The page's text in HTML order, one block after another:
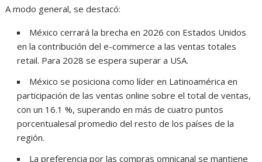
A modo general, se destacó:
México cerrará la brecha en 2026 con Estados Unidos
en la contribución del e-commerce a las ventas totales
retail. Para 2028 se espera superar a USA.
México se posiciona como líder en Latinoamérica en
participación de las ventas online sobre el total de ventas,
con un 16.1 %, superando en más de cuatro puntos
porcentualesal promedio del resto de los países de la
región.
La preferencia por las compras omnicanal se mantiene